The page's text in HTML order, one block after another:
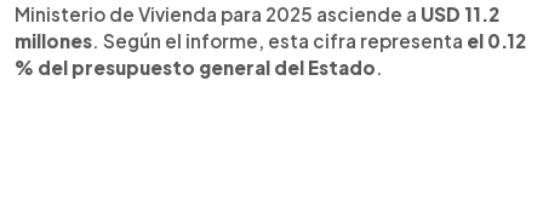
Ministerio de Vivienda para 2025 asciende a USD 11.2
millones. Según el informe, esta cifra representa el 0.12
% del presupuesto general del Estado.